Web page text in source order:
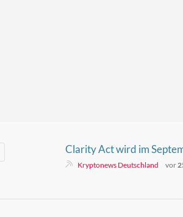
Clarity Act wird im
scheitern. Werden
Kryptonews Deutschland vor